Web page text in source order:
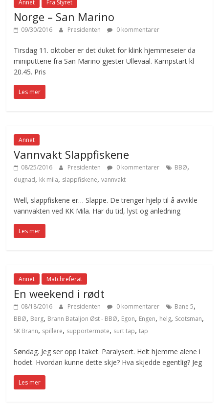
Annet Fra Styret
Norge – San Marino
09/30/2016 Presidenten 0 kommentarer
Tirsdag 11. oktober er det duket for klink hjemmeseier da
miniputtene fra San Marino gjester Ullevaal. Kampstart kl
20.45. Pris
Les mer
Annet
Vannvakt Slappfiskene
08/25/2016 Presidenten 0 kommentarer BBØ,
dugnad, kk mila, slappfiskene,vannvakt
Well, slappfiskene er… Slappe. De trenger hjelp til å avvikle
vannvakten ved KK Mila. Har du tid, lyst og anledning
Les mer
Annet Matchreferat
En weekend i rødt
08/18/2016 Presidenten 0 kommentarer Bane 5,
BBØ, Berg, Brann Bataljon Øst - BBØ, Egon, Engen, helg, Scotsman,
SK Brann, spillere, supportermøte, surt tap,tap
Søndag. Jeg ser opp i taket. Paralysert. Helt hjemme alene i
hodet. Hvordan kunne dette skje? Hva skjedde egentlig? Jeg
Les mer